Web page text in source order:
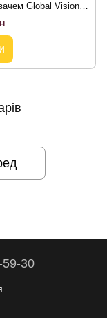
Global Vision
(clear) Anti-Fog,
діоптричною
30